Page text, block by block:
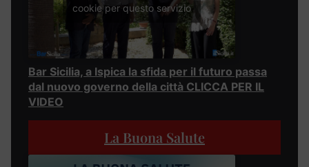
cookie per questo servizio
Bar Sicilia, a Ispica la sfida per il futuro passa
dal nuovo governo della città CLICCA PER IL
VIDEO
La Buona Salute